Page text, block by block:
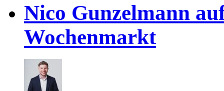
Nico Gunzelmann
Wochenmarkt